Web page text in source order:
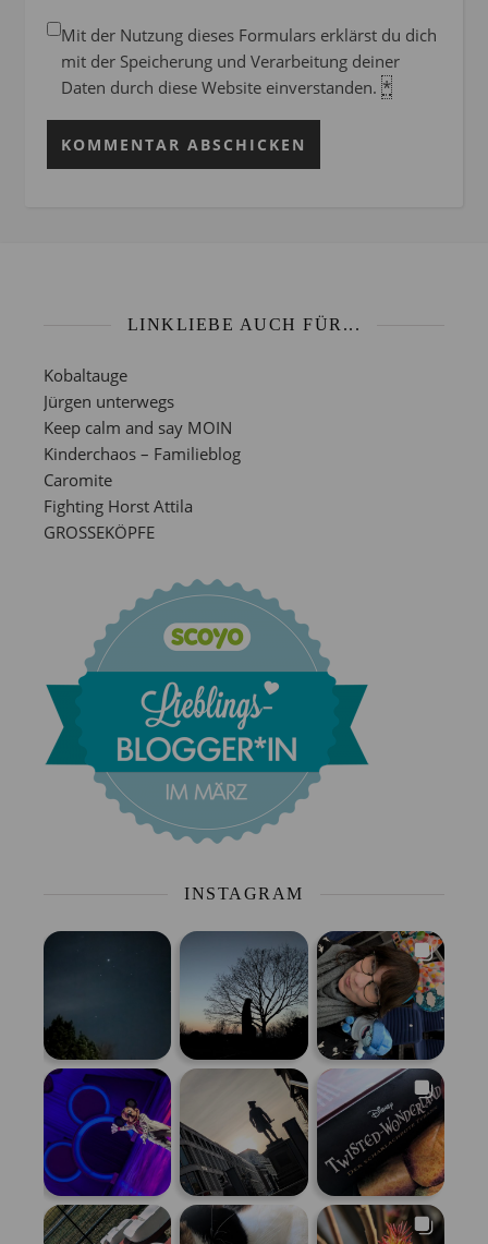
Mit der Nutzung dieses Formulars erklärst du dich
mit der Speicherung und Verarbeitung deiner
Daten durch diese Website einverstanden. *
LINKLIEBE AUCH FÜR...
Kobaltauge
Jürgen unterwegs
Keep calm and say MOIN
Kinderchaos – Familieblog
Caromite
Fighting Horst Attila
GROSSEKÖPFE
INSTAGRAM